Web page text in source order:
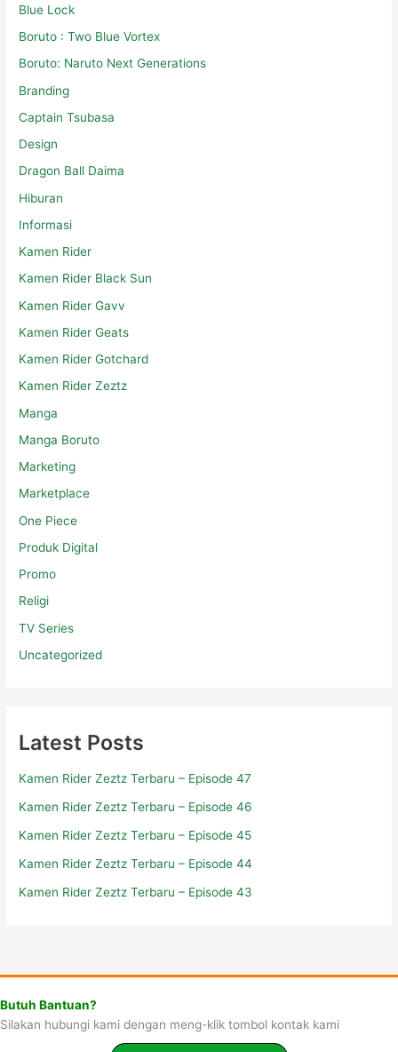
Blue Lock
Boruto : Two Blue Vortex
Boruto: Naruto Next Generations
Branding
Captain Tsubasa
Design
Dragon Ball Daima
Hiburan
Informasi
Kamen Rider
Kamen Rider Black Sun
Kamen Rider Gavv
Kamen Rider Geats
Kamen Rider Gotchard
Kamen Rider Zeztz
Manga
Manga Boruto
Marketing
Marketplace
One Piece
Produk Digital
Promo
Religi
TV Series
Uncategorized
Latest Posts
Kamen Rider Zeztz Terbaru – Episode 47
Kamen Rider Zeztz Terbaru – Episode 46
Kamen Rider Zeztz Terbaru – Episode 45
Kamen Rider Zeztz Terbaru – Episode 44
Kamen Rider Zeztz Terbaru – Episode 43
Butuh Bantuan?
Silakan hubungi kami dengan meng-klik tombol kontak kami